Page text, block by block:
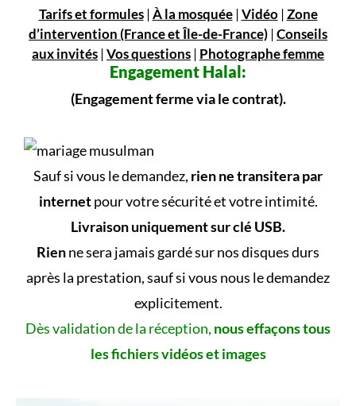
Tarifs et formules|À la mosquée|Vidéo|Zone
d’intervention (France et Île-de-France) |Conseils
aux invités |Vos questions | Photographe femme
Engagement Halal:
(Engagement ferme via le contrat).
Sauf si vous le demandez, rien ne transitera par
internetpour votre sécurité et votre intimité.
Livraison uniquement sur clé USB.
Rienne sera jamais gardé sur nos disques durs
après la prestation, sauf si vous nous le demandez
explicitement.
Dès validation de la réception, nous effaçons tous
les fichiers vidéos et images